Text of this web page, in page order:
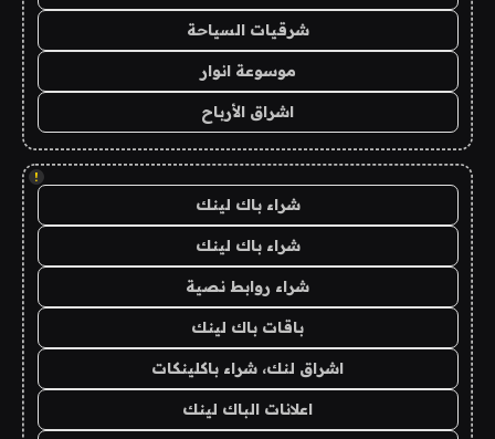
شرقيات السياحة
موسوعة انوار
اشراق الأرباح
!
شراء باك لينك
شراء باك لينك
شراء روابط نصية
باقات باك لينك
اشراق لنك، شراء باكلينكات
اعلانات الباك لينك